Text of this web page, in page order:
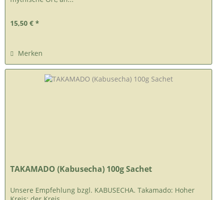
15,50 € *
Merken
TAKAMADO (Kabusecha) 100g Sachet
Unsere Empfehlung bzgl. KABUSECHA. Takamado: Hoher